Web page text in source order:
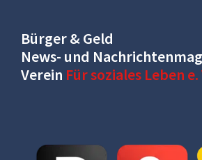
Bürger & Geld
News- und
Verein Für soziales Leben e.